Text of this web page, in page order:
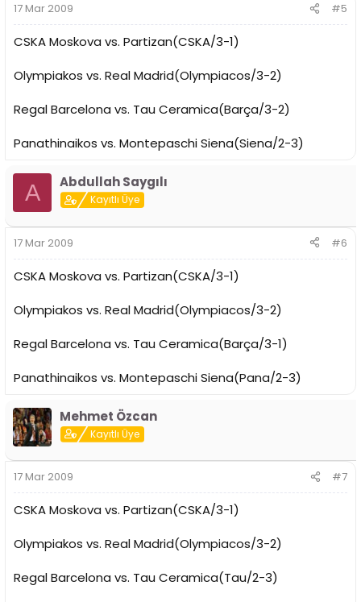
17 Mar 2009 #5
CSKA Moskova vs. Partizan(CSKA/3-1)
Olympiakos vs. Real Madrid(Olympiacos/3-2)
Regal Barcelona vs. Tau Ceramica(Barça/3-2)
Panathinaikos vs. Montepaschi Siena(Siena/2-3)
A Abdullah Saygılı
Kayıtlı Üye
17 Mar 2009 #6
CSKA Moskova vs. Partizan(CSKA/3-1)
Olympiakos vs. Real Madrid(Olympiacos/3-2)
Regal Barcelona vs. Tau Ceramica(Barça/3-1)
Panathinaikos vs. Montepaschi Siena(Pana/2-3)
Mehmet Özcan
Kayıtlı Üye
17 Mar 2009 #7
CSKA Moskova vs. Partizan(CSKA/3-1)
Olympiakos vs. Real Madrid(Olympiacos/3-2)
Regal Barcelona vs. Tau Ceramica(Tau/2-3)